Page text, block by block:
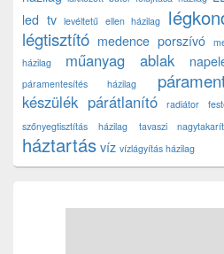
led tv levéltetű ellen házilag
légtisztító medence porszívó
házilag
műanyag ablak
páramentesítés házilag
készülék párátlanító radiátor
szőnyegtisztítás házilag tavaszi
háztartás víz vízlágyítás házilag